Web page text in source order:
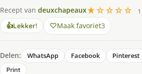
Recept van deuxchapeaux★☆☆☆☆
👍Lekker! Maak favoriet3
Delen: WhatsApp Facebook Pinterest
Print